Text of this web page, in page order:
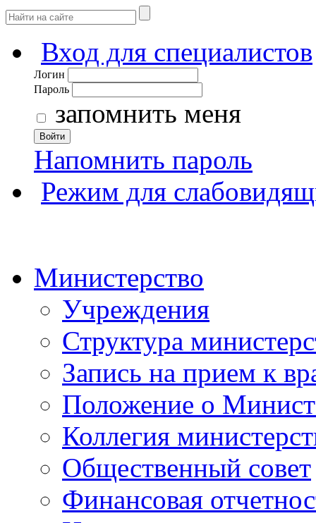
Вход для специалистов
Логин
Пароль
запомнить меня
Войти
Напомнить пароль
Режим для
Министерство
Учреждения
Структура
Запись на прием к
Положение о
Коллегия
Общественный совет
Финансовая